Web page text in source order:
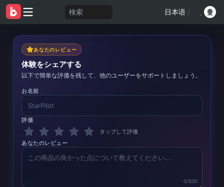
検索 日本语 /
あなたのレビュー
体験をシェアする
以下で簡単な評価を残して、他のユーザーをサポートしましょう。
お名前
評価
タップして評価
あなたのレビュー
0/500